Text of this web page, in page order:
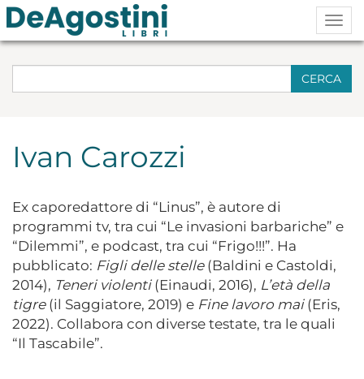
CERCA
Ivan Carozzi
Ex caporedattore di “Linus”, è autore di
programmi tv, tra cui “Le invasioni barbariche” e
“Dilemmi”, e podcast, tra cui “Frigo!!!”. Ha
pubblicato: Figli delle stelle(Baldini e Castoldi,
2014), Teneri violenti(Einaudi, 2016), L’età della
tigre(il Saggiatore, 2019) e Fine lavoro mai(Eris,
2022). Collabora con diverse testate, tra le quali
“Il Tascabile”.